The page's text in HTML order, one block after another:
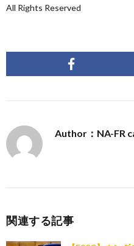
All Rights Reserved
Author：NA-FR
関連する記事